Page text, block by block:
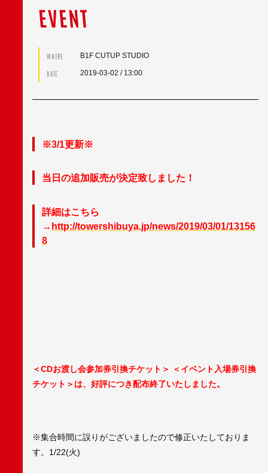
EVENT
WHERE B1F CUTUP STUDIO
DATE 2019-03-02 / 13:00
※3/1更新※
当日の追加販売が決定致しました！
詳細はこちら
→ http://towershibuya.jp/news/2019/03/01/13156
8
＜CDお渡し会参加券引換チケット＞ ＜イベント入場券引換
チケット＞は、好評につき配布終了いたしました。
※集合時間に誤りがございましたので修正いたしておりま
す。1/22(火)